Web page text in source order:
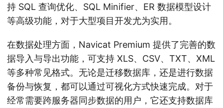
持 SQL 查询优化、SQL Minifier、ER 数据模型设计
等高级功能，对于大型项目开发尤为实用。
在数据处理方面，Navicat Premium 提供了完善的数
据导入与导出功能，可支持 XLS、CSV、TXT、XML
等多种常见格式。无论是迁移数据库，还是进行数据
备份与恢复，都可以通过可视化方式快速完成。对于
经常需要跨服务器同步数据的用户，它还支持数据库